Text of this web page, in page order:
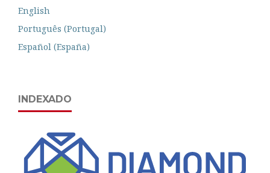
English
Português (Portugal)
Español (España)
INDEXADO